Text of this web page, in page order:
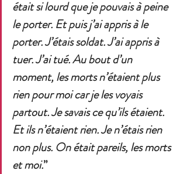
était si lourd que je pouvais à peine
le porter. Et puis j’ai appris à le
porter. J’étais soldat. J’ai appris à
tuer. J’ai tué. Au bout d’un
moment, les morts n’étaient plus
rien pour moi car je les voyais
partout. Je savais ce qu’ils étaient.
Et ils n’étaient rien. Je n’étais rien
non plus. On était pareils, les morts
et moi.”